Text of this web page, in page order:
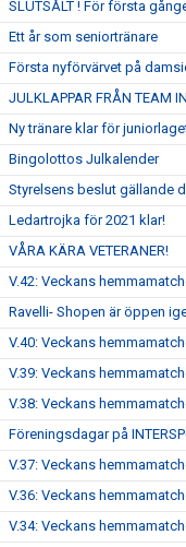
SLUTSÅLT ! För första
Ett år som seniortränare
Första nyförvärvet på
JULKLAPPAR FRÅN TEAM
Ny tränare klar för
Bingolottos Julkalender
Styrelsens beslut gällande
Ledartrojka för 2021 klar!
VÅRA KÄRA VETERANER!
V.42: Veckans
Ravelli- Shopen är öppen
V.40: Veckans
V.39: Veckans
V.38: Veckans
Föreningsdagar på
V.37: Veckans
V.36: Veckans
V.34: Veckans